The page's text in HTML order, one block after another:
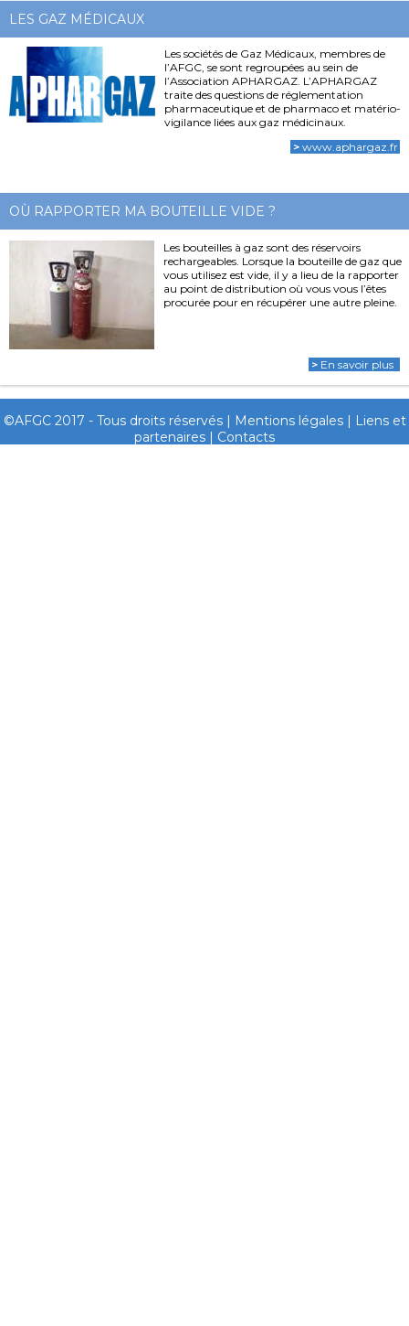
LES GAZ MÉDICAUX
Les sociétés de Gaz Médicaux, membres de
l’AFGC, se sont regroupées au sein de
l’Association APHARGAZ. L’APHARGAZ
traite des questions de réglementation
pharmaceutique et de pharmaco et matério-
vigilance liées aux gaz médicinaux.
> www.aphargaz.fr
OÙ RAPPORTER MA BOUTEILLE VIDE ?
Les bouteilles à gaz sont des réservoirs
rechargeables. Lorsque la bouteille de gaz que
vous utilisez est vide, il y a lieu de la rapporter
au point de distribution où vous vous l’êtes
procurée pour en récupérer une autre pleine.
> En savoir plus
©AFGC 2017 - Tous droits réservés | Mentions légales| Liens et
partenaires | Contacts